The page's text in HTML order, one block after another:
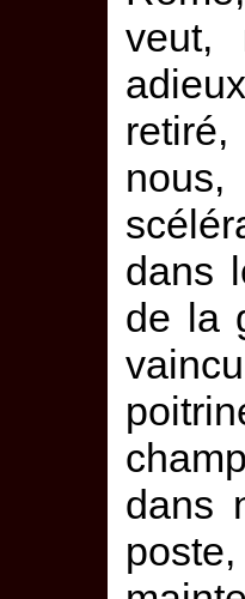
veut,
adieux
dans
de la
dans